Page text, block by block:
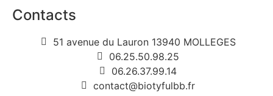
Contacts
51 avenue du Lauron 13940 MOLLEGES
06.25.50.98.25
06.26.37.99.14
contact@biotyfulbb.fr